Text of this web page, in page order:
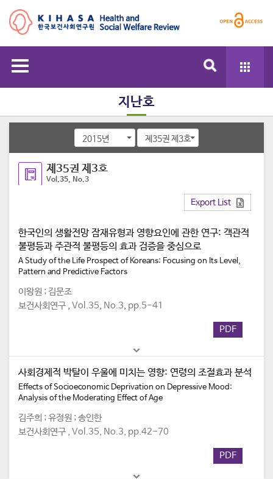
지난호
2015년 제35권 제3호
제35권 제3호
Vol.35, No.3
Export List
한국인의 생활전망 잠재유형과 영향요인에 관한 연구: 객관적
불평등과 주관적 불평등의 효과 검증을 중심으로
A Study of the Life Prospect of Koreans: Focusing on Its Level,
Pattern and Predictive Factors
이왕원 ; 김문조
보건사회연구 , Vol.35, No.3, pp.5-41
PDF
사회경제적 박탈이 우울에 미치는 영향: 연령의 조절효과 분석
Effects of Socioeconomic Deprivation on Depressive Mood:
Analysis of the Moderating Effect of Age
김주희 ; 유정원 ; 송인한
보건사회연구 , Vol.35, No.3, pp.42-70
PDF